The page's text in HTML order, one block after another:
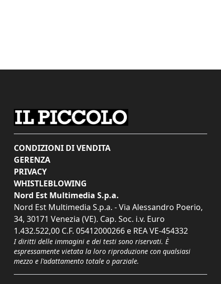
CONDIZIONI DI VENDITA
GERENZA
PRIVACY
WHISTLEBLOWING
Nord Est Multimedia S.p.a.
Nord Est Multimedia S.p.a. - Via Alessandro Poerio,
34, 30171 Venezia (VE). Cap. Soc. i.v. Euro
1.432.522,00 C.F. 05412000266 e REA VE-454332
I diritti delle immagini e dei testi sono riservati. È
espressamente vietata la loro riproduzione con qualsiasi
mezzo e l'adattamento totale o parziale.